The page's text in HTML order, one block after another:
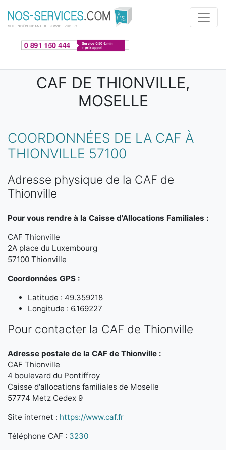
Aller au contenu principal
CAF DE THIONVILLE,
MOSELLE
COORDONNÉES DE LA CAF À
THIONVILLE 57100
Adresse physique de la CAF de
Thionville
Pour vous rendre à la Caisse d'Allocations Familiales :
CAF Thionville
2A place du Luxembourg
57100 Thionville
Coordonnées GPS :
Latitude : 49.359218
Longitude : 6.169227
Pour contacter la CAF de Thionville
Adresse postale de la CAF de Thionville :
CAF Thionville
4 boulevard du Pontiffroy
Caisse d'allocations familiales de Moselle
57774 Metz Cedex 9
Site internet : https://www.caf.fr
Téléphone CAF : 3230